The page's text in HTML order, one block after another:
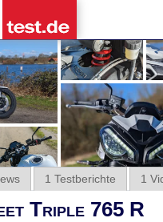
1 Testberichte 1
Triple 765 R